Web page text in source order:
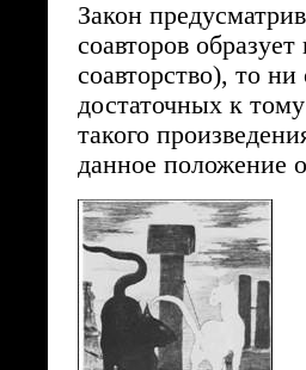
Закон
соавторов
соавторство), то
достаточных к
такого
данное положение